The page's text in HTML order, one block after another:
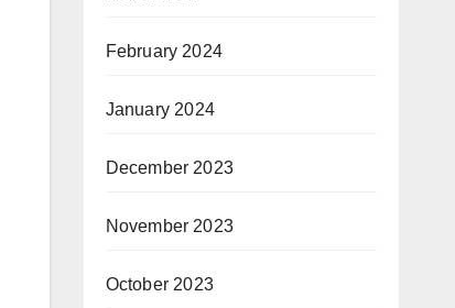
February 2024
January 2024
December 2023
November 2023
October 2023